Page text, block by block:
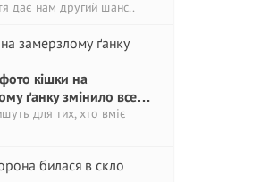
дає нам другий шанс..
кішки на
ґанку змінило все…
для тих, хто вміє